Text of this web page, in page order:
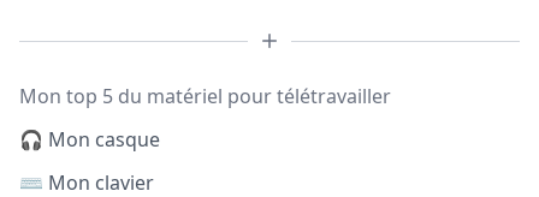
Mon top 5 du matériel pour télétravailler
🎧 Mon casque
⌨️ Mon clavier